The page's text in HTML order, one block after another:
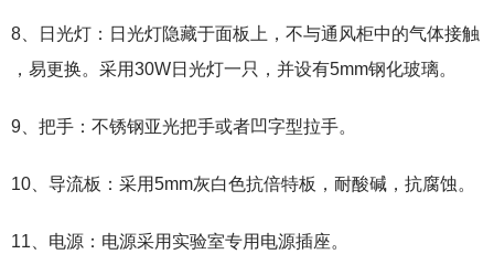
8、日光灯：日光灯隐藏于面板上，不与通风柜中的气体接触
，易更换。采用30W日光灯一只，并设有5mm钢化玻璃。
9、把手：不锈钢亚光把手或者凹字型拉手。
10、导流板：采用5mm灰白色抗倍特板，耐酸碱，抗腐蚀。
11、电源：电源采用实验室专用电源插座。